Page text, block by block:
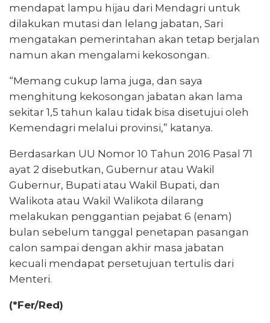
mendapat lampu hijau dari Mendagri untuk
dilakukan mutasi dan lelang jabatan, Sari
mengatakan pemerintahan akan tetap berjalan
namun akan mengalami kekosongan.
“Memang cukup lama juga, dan saya
menghitung kekosongan jabatan akan lama
sekitar 1,5 tahun kalau tidak bisa disetujui oleh
Kemendagri melalui provinsi,” katanya.
Berdasarkan UU Nomor 10 Tahun 2016 Pasal 71
ayat 2 disebutkan, Gubernur atau Wakil
Gubernur, Bupati atau Wakil Bupati, dan
Walikota atau Wakil Walikota dilarang
melakukan penggantian pejabat 6 (enam)
bulan sebelum tanggal penetapan pasangan
calon sampai dengan akhir masa jabatan
kecuali mendapat persetujuan tertulis dari
Menteri.
(*Fer/Red)